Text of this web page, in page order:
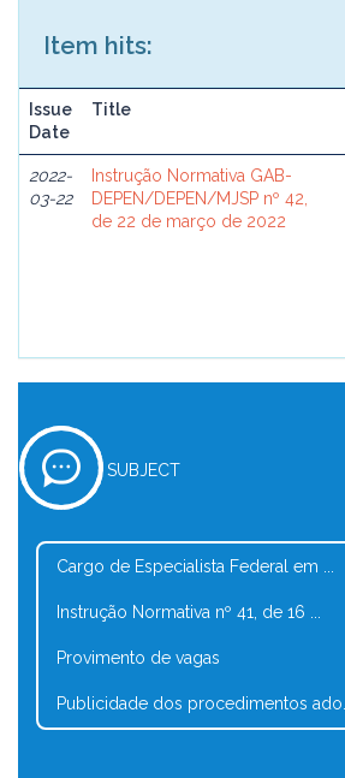
Item hits:
Issue
Date
Title
2022-
03-22
Instrução Normativa GAB-
DEPEN/DEPEN/MJSP nº 42,
de 22 de março de 2022
SUBJECT
Cargo de Especialista Federal em ...
Instrução Normativa nº 41, de 16 ...
Provimento de vagas
Publicidade dos procedimentos ado...